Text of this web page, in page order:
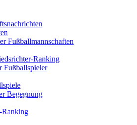
Fußballmannschaften
Ranking
Fußballspieler
Begegnung
Ranking